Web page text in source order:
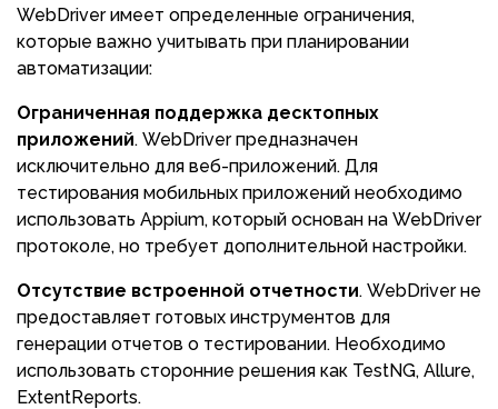
WebDriver имеет определенные ограничения,
которые важно учитывать при планировании
автоматизации:
Ограниченная поддержка десктопных
приложений. WebDriver предназначен
исключительно для веб-приложений. Для
тестирования мобильных приложений необходимо
использовать Appium, который основан на WebDriver
протоколе, но требует дополнительной настройки.
Отсутствие встроенной отчетности. WebDriver не
предоставляет готовых инструментов для
генерации отчетов о тестировании. Необходимо
использовать сторонние решения как TestNG, Allure,
ExtentReports.